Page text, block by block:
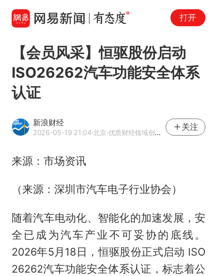
打开
【会员风采】恒驱股份启动
ISO26262汽车功能安全体系
认证
新浪财经
2026-05-19 21:04·北京·优质财经领域创作者
关注
来源：市场资讯
（来源：深圳市汽车电子行业协会）
随着汽车电动化、智能化的加速发展，安
全已成为汽车产业不可妥协的底线。
2026年5月18日，恒驱股份正式启动 ISO
26262汽车功能安全体系认证，标志着公